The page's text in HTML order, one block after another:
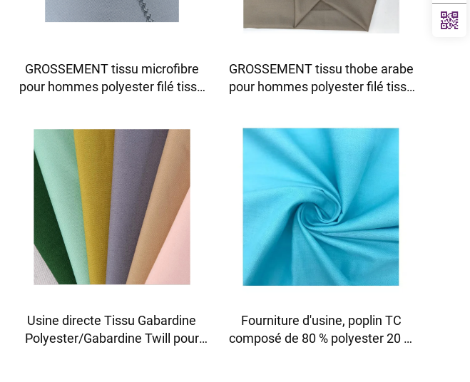
GROSSEMENT tissu microfibre
pour hommes polyester filé tissu
GROSSEMENT tissu thobe arabe
pour hommes polyester filé tissu
Usine directe Tissu Gabardine
Polyester/Gabardine Twill pour
Fourniture d'usine, poplin TC
composé de 80 % polyester 20 %